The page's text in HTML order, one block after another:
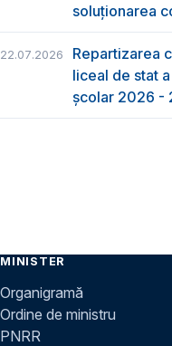
soluționarea
22.07.2026
Repartizarea
liceal de stat
școlar 2026 -
MINISTER
Organigramă
Ordine de ministru
PNRR